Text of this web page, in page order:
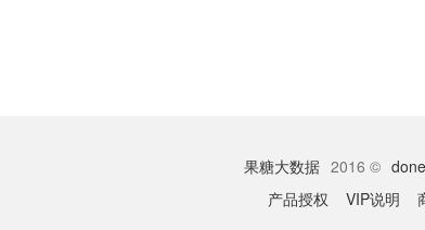
果糖大数据 2016 ©
产品授权
VIP说明